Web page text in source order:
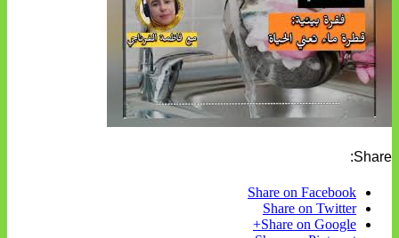
Share:
Share on Facebook
Share on Twitter
Share on Google+